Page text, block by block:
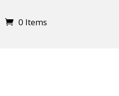
0 Items